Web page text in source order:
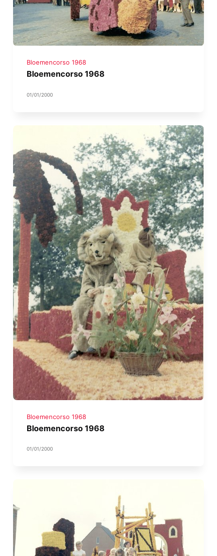
Bloemencorso 1968
Bloemencorso 1968
01/01/2000
Bloemencorso 1968
Bloemencorso 1968
01/01/2000